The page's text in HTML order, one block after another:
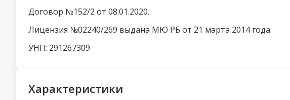
Договор №152/2 от 08.01.2020.
Лицензия №02240/269 выдана МЮ РБ от 21 марта 2014 года.
УНП: 291267309
Характеристики